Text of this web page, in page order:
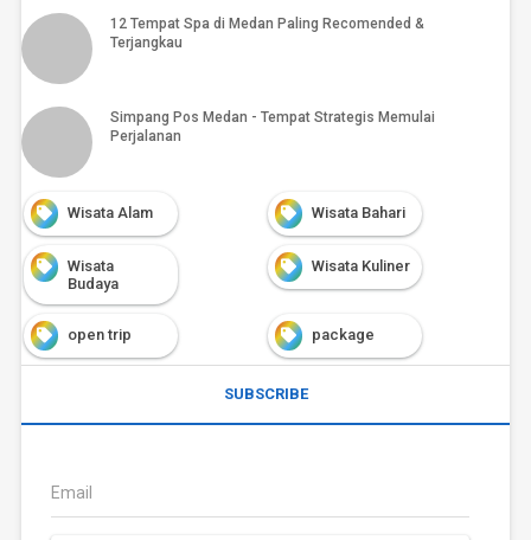
12 Tempat Spa di Medan Paling Recomended &
Terjangkau
Simpang Pos Medan - Tempat Strategis Memulai
Perjalanan
Wisata Alam Wisata Bahari
Wisata
Budaya
Wisata Kuliner
open trip package
SUBSCRIBE
Email